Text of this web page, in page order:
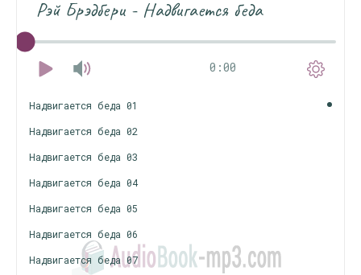
Рэй Брэдбери - Надвигается беда
0:00
Надвигается беда 01
Надвигается беда 02
Надвигается беда 03
Надвигается беда 04
Надвигается беда 05
Надвигается беда 06
Надвигается беда 07